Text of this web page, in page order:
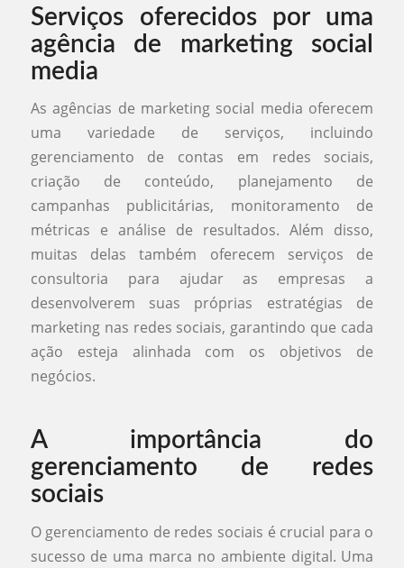
Serviços oferecidos por uma
agência de marketing social
media
As agências de marketing social media oferecem
uma variedade de serviços, incluindo
gerenciamento de contas em redes sociais,
criação de conteúdo, planejamento de
campanhas publicitárias, monitoramento de
métricas e análise de resultados. Além disso,
muitas delas também oferecem serviços de
consultoria para ajudar as empresas a
desenvolverem suas próprias estratégias de
marketing nas redes sociais, garantindo que cada
ação esteja alinhada com os objetivos de
negócios.
A importância do
gerenciamento de redes
sociais
O gerenciamento de redes sociais é crucial para o
sucesso de uma marca no ambiente digital. Uma